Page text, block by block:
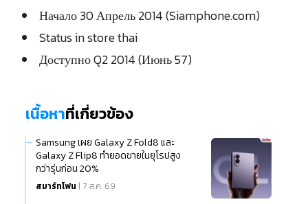
Начало 30 Апрель 2014 (Siamphone.com)
Status in store thai
Доступно Q2 2014 (Июнь 57)
เนื้อหาที่เกี่ยวข้อง
Samsung เผย Galaxy Z Fold8 และ
Galaxy Z Flip8 ทำยอดขายในยุโรปสูง
กว่ารุ่นก่อน 20%
สมาร์ทโฟน | 7 ส.ค. 69